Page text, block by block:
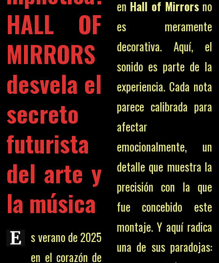
HALL OF
MIRRORS
desvela el
secreto
futurista
del arte y
la música
E s verano de 2025
en el corazón de
en Hall of Mirrorsno
es meramente
decorativa. Aquí, el
sonido es parte de la
experiencia. Cada nota
parece calibrada para
afectar
emocionalmente, un
detalle que muestra la
precisión con la que
fue concebido este
montaje. Y aquí radica
una de sus paradojas: